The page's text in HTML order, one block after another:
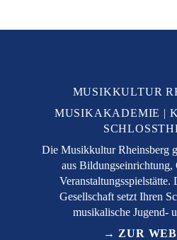
MUSIKKULTUR
MUSIKAKADEMIE
Die Musikkultur Rheinsberg
aus Bildungseinrichtung,
Veranstaltungsspielstätte.
Gesellschaft setzt Ihren
musikalische Jugend-
→ ZUR